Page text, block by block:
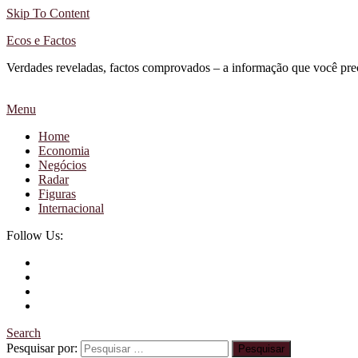
Skip To Content
Ecos e Factos
Verdades reveladas, factos comprovados – a informação que você
Menu
Home
Economia
Negócios
Radar
Figuras
Internacional
Follow Us:
Search
Pesquisar por: